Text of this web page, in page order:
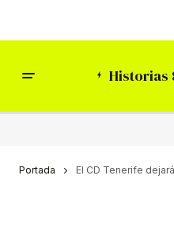
Historias
Portada El CD Tenerife